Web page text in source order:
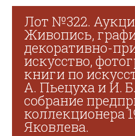
Лот №322.
Живопись,
декоративно-
искусство,
книги по
А. Пьецуха и И.
собрание
коллекционера
Яковлева.